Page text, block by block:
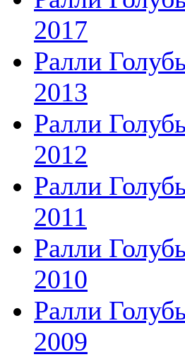
2017
Ралли
2013
Ралли
2012
Ралли
2011
Ралли
2010
Ралли
2009